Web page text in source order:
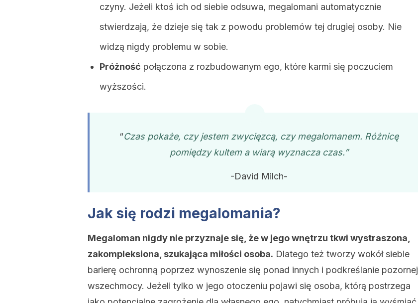
czyny. Jeżeli ktoś ich od siebie odsuwa, megalomani automatycznie
stwierdzają, że dzieje się tak z powodu problemów tej drugiej osoby. Nie
widzą nigdy problemu w sobie.
Próżność połączona z rozbudowanym ego, które karmi się poczuciem
wyższości.
“Czas pokaże, czy jestem zwycięzcą, czy megalomanem. Różnicę
pomiędzy kultem a wiarą wyznacza czas.”
-David Milch-
Jak się rodzi megalomania?
Megaloman nigdy nie przyznaje się, że w jego wnętrzu tkwi wystraszona,
zakompleksiona, szukająca miłości osoba. Dlatego też tworzy wokół siebie
barierę ochronną poprzez wynoszenie się ponad innych i podkreślanie pozornej
wszechmocy. Jeżeli tylko w jego otoczeniu pojawi się osoba, którą postrzega